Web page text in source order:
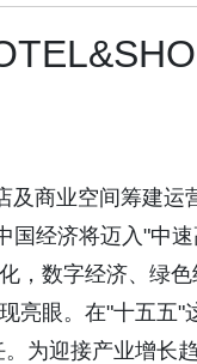
及商业空间筹建运
国经济将迈入"中
，数字经济、绿
亮眼。在"十五五
为迎接产业增长